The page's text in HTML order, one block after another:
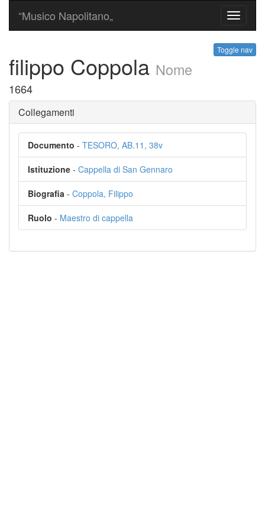
Toggle
“Musico Napolitano„
Toggle nav
filippo Coppola Nome
1664
Collegamenti
Documento - TESORO, AB.11, 38v
Istituzione - Cappella di San Gennaro
Biografia - Coppola, Filippo
Ruolo - Maestro di cappella